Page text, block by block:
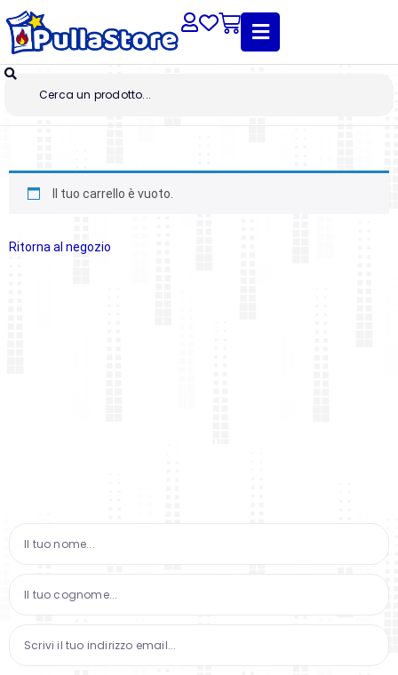
Il tuo carrello è vuoto.
Ritorna al negozio